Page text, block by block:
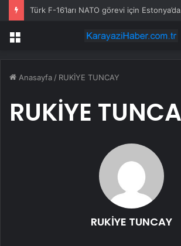
Menü
Anasayfa / RUKİYE TUNCAY
RUKİYE
RUKİYE TUNCAY